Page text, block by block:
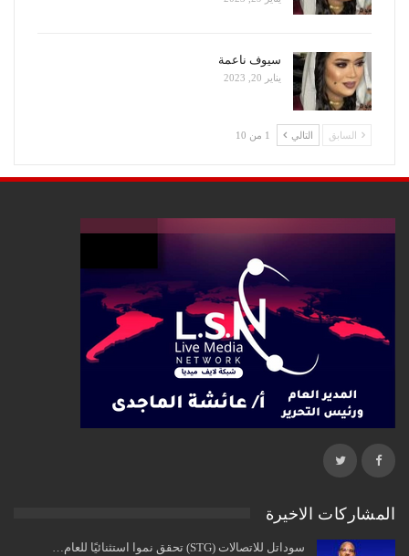
سيوف ناعمة
يناير 20, 2023
السابق التالي 1 من 10
المشاركات الاخيرة
سوداتل للاتصالات (STG) تحقق نموا استثنائيًا للعام…